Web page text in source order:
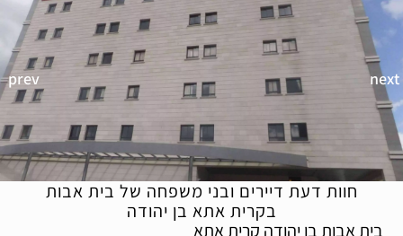
חוות דעת דיירים ובני משפחה של בית אבות
בקרית אתא בן יהודה
בית אבות בן יהודה קרית אתא